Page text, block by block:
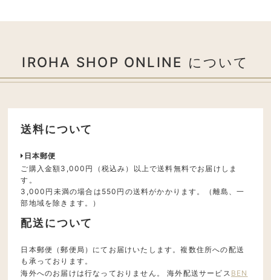
IROHA SHOP ONLINE について
送料について
日本郵便
ご購入金額3,000円（税込み）以上で送料無料でお届けしま
す。
3,000円未満の場合は550円の送料がかかります。（離島、一
部地域を除きます。）
配送について
日本郵便（郵便局）にてお届けいたします。複数住所への配送
も承っております。
海外へのお届けは行なっておりません。 海外配送サービス BEN